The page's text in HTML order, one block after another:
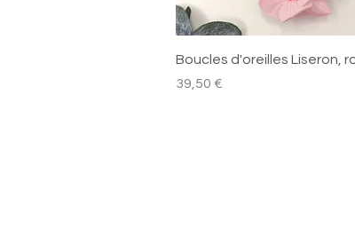
Aperçu rapide
Boucles d'oreilles Liseron,
Prix
39,50 €